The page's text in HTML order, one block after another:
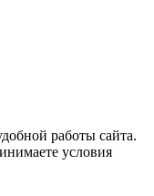
работы сайта.
условия